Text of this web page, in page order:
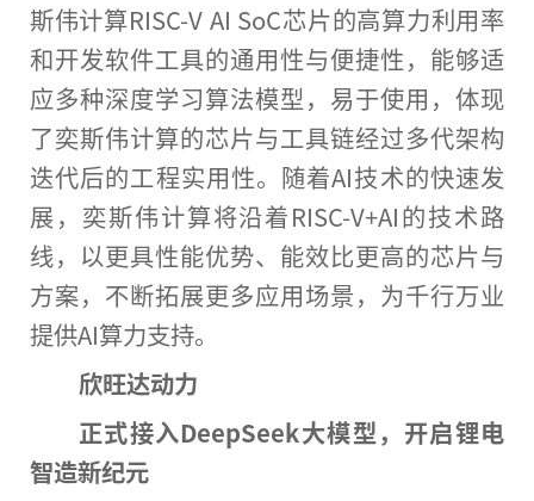
斯伟计算RISC-V AI SoC芯片的高算力利用率
和开发软件工具的通用性与便捷性，能够适
应多种深度学习算法模型，易于使用，体现
了奕斯伟计算的芯片与工具链经过多代架构
迭代后的工程实用性。随着AI技术的快速发
展，奕斯伟计算将沿着RISC-V+AI的技术路
线，以更具性能优势、能效比更高的芯片与
方案，不断拓展更多应用场景，为千行万业
提供AI算力支持。
欣旺达动力
正式接入DeepSeek大模型，开启锂电
智造新纪元